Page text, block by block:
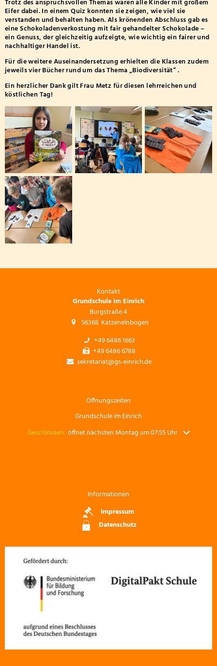
Trotz des anspruchsvollen Themas waren alle Kinder mit großem
Eifer dabei. In einem Quiz konnten sie zeigen, wie viel sie
verstanden und behalten haben. Als krönenden Abschluss gab es
eine Schokoladenverkostung mit fair gehandelter Schokolade –
ein Genuss, der gleichzeitig aufzeigte, wie wichtig ein fairer und
nachhaltiger Handel ist.
Für die weitere Auseinandersetzung erhielten die Klassen zudem
jeweils vier Bücher rund um das Thema „Biodiversität“ .
Ein herzlicher Dank gilt Frau Metz für diesen lehrreichen und
köstlichen Tag!
Kontakt
Grundschule im Einrich
Burgstraße 4
56368 Katzenelnbogen
+49 6486 1663
+49 6486 6788
sekretariat@gs-einrich.de
Öffnungszeiten
Grundschule im Einrich
Klicken, um weitere Öffnungs- oder Schließzeiten auszublenden
Geschlossen: öffnet nächsten Montag um 07:55 Uhr
Informationen
Impressum
Datenschutz